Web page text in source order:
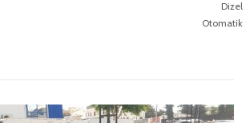
Dizel
Otomatik